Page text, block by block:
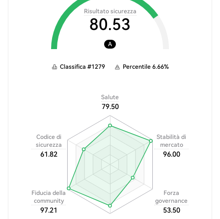
Risultato sicurezza
80.53
A
Classifica #1279 Percentile 6.66%
Salute
79.50
Codice di
sicurezza
61.82
Fiducia della
community
97.21
Forza
governance
53.50
Stabilità di
mercato
96.00